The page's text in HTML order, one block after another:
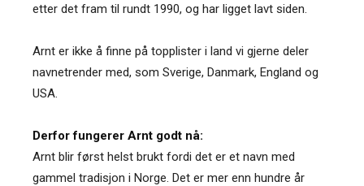
etter det fram til rundt 1990, og har ligget lavt siden.
Arnt er ikke å finne på topplister i land vi gjerne deler
navnetrender med, som Sverige, Danmark, England og
USA.
Derfor fungerer Arnt godt nå:
Arnt blir først helst brukt fordi det er et navn med
gammel tradisjon i Norge. Det er mer enn hundre år